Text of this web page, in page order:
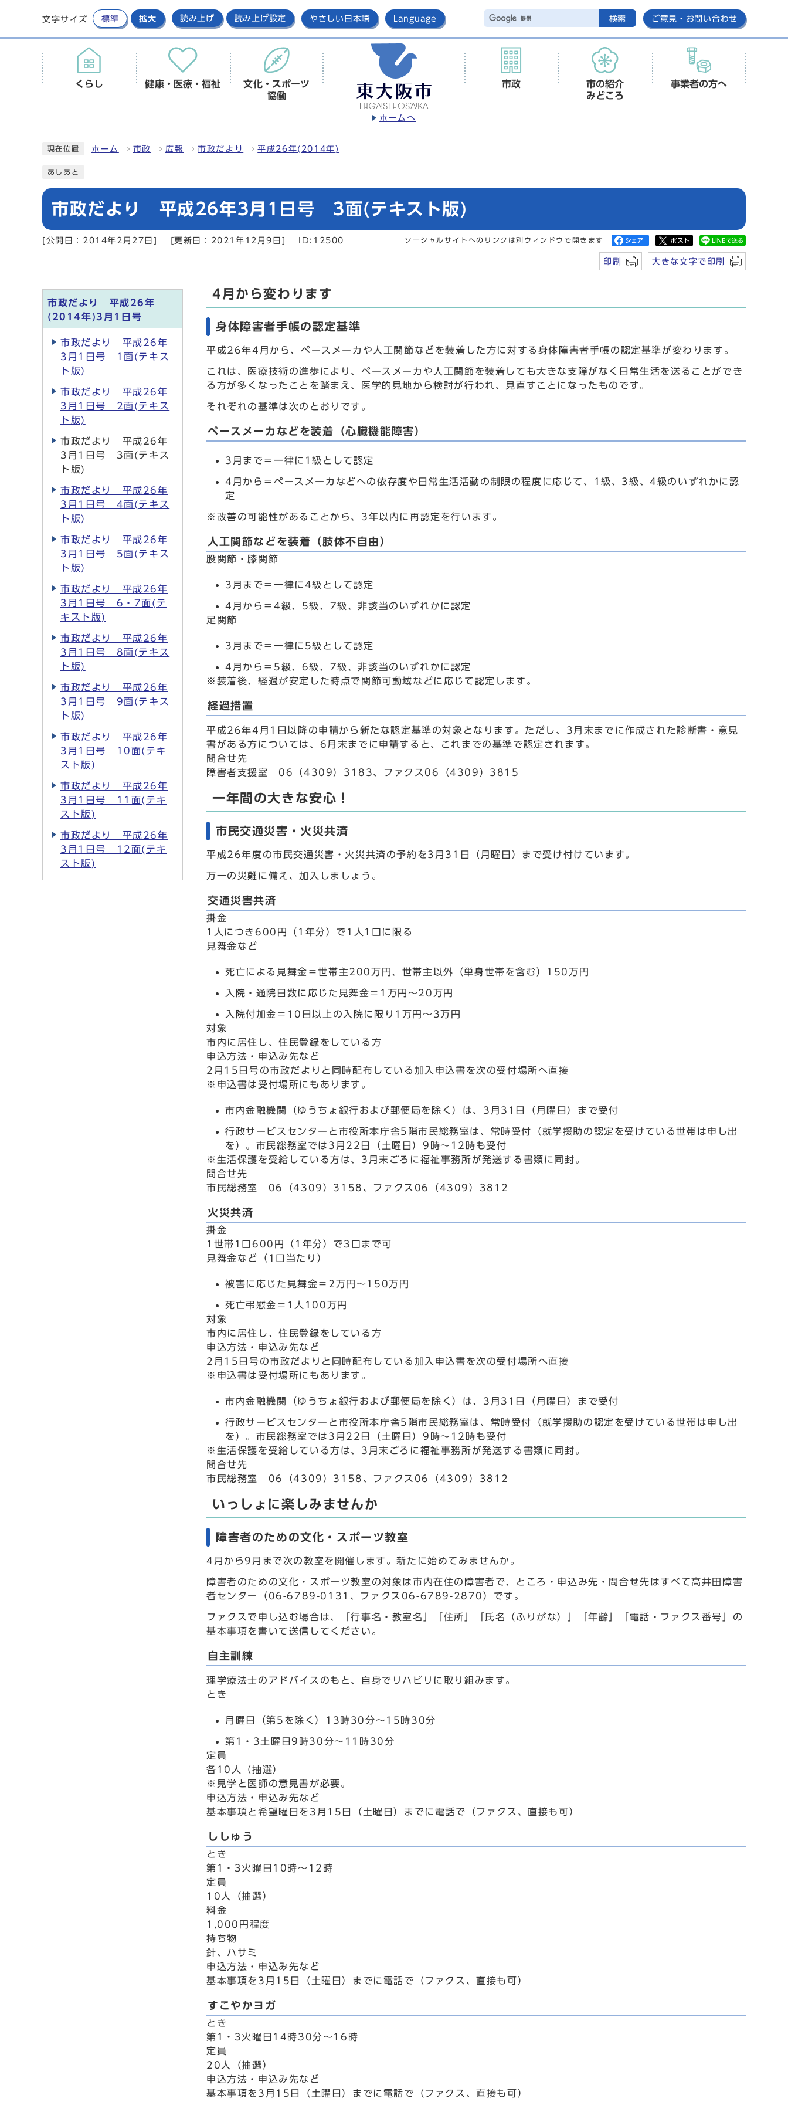
文字サイズ 標準 拡大 読み上げ 読み上げ設定 やさしい日本語 Language 検索 ご意見・お問い合わせ
ホームへ
くらし 健康・医療・福祉
文化・スポーツ
協働
市政
市の紹介
みどころ
事業者の方へ
現在位置 ホーム 市政 広報 市政だより 平成26年(2014年)
あしあと
市政だより 平成26年3月1日号 3面(テキスト版)
[公開日：2014年2月27日] [更新日：2021年12月9日] ID:12500 ソーシャルサイトへのリンクは別ウィンドウで開きます
印刷 大きな文字で印刷
4月から変わります
身体障害者手帳の認定基準
平成26年4月から、ペースメーカや人工関節などを装着した方に対する身体障害者手帳の認定基準が変わります。
これは、医療技術の進歩により、ペースメーカや人工関節を装着しても大きな支障がなく日常生活を送ることができ
る方が多くなったことを踏まえ、医学的見地から検討が行われ、見直すことになったものです。
それぞれの基準は次のとおりです。
ペースメーカなどを装着（心臓機能障害）
3月まで＝一律に1級として認定
4月から＝ペースメーカなどへの依存度や日常生活活動の制限の程度に応じて、1級、3級、4級のいずれかに認
定
※改善の可能性があることから、3年以内に再認定を行います。
人工関節などを装着（肢体不自由）
股関節・膝関節
3月まで＝一律に4級として認定
4月から＝4級、5級、7級、非該当のいずれかに認定
足関節
3月まで＝一律に5級として認定
4月から＝5級、6級、7級、非該当のいずれかに認定
※装着後、経過が安定した時点で関節可動域などに応じて認定します。
経過措置
平成26年4月1日以降の申請から新たな認定基準の対象となります。ただし、3月末までに作成された診断書・意見
書がある方については、6月末までに申請すると、これまでの基準で認定されます。
問合せ先
障害者支援室 06（4309）3183、ファクス06（4309）3815
一年間の大きな安心！
市民交通災害・火災共済
平成26年度の市民交通災害・火災共済の予約を3月31日（月曜日）まで受け付けています。
万一の災難に備え、加入しましょう。
交通災害共済
掛金
1人につき600円（1年分）で1人1口に限る
見舞金など
死亡による見舞金＝世帯主200万円、世帯主以外（単身世帯を含む）150万円
入院・通院日数に応じた見舞金＝1万円～20万円
入院付加金＝10日以上の入院に限り1万円～3万円
対象
市内に居住し、住民登録をしている方
申込方法・申込み先など
2月15日号の市政だよりと同時配布している加入申込書を次の受付場所へ直接
※申込書は受付場所にもあります。
市内金融機関（ゆうちょ銀行および郵便局を除く）は、3月31日（月曜日）まで受付
行政サービスセンターと市役所本庁舎5階市民総務室は、常時受付（就学援助の認定を受けている世帯は申し出
を）。市民総務室では3月22日（土曜日）9時～12時も受付
※生活保護を受給している方は、3月末ごろに福祉事務所が発送する書類に同封。
問合せ先
市民総務室 06（4309）3158、ファクス06（4309）3812
火災共済
掛金
1世帯1口600円（1年分）で3口まで可
見舞金など（1口当たり）
被害に応じた見舞金＝2万円～150万円
死亡弔慰金＝1人100万円
対象
市内に居住し、住民登録をしている方
申込方法・申込み先など
2月15日号の市政だよりと同時配布している加入申込書を次の受付場所へ直接
※申込書は受付場所にもあります。
市内金融機関（ゆうちょ銀行および郵便局を除く）は、3月31日（月曜日）まで受付
行政サービスセンターと市役所本庁舎5階市民総務室は、常時受付（就学援助の認定を受けている世帯は申し出
を）。市民総務室では3月22日（土曜日）9時～12時も受付
※生活保護を受給している方は、3月末ごろに福祉事務所が発送する書類に同封。
問合せ先
市民総務室 06（4309）3158、ファクス06（4309）3812
いっしょに楽しみませんか
障害者のための文化・スポーツ教室
4月から9月まで次の教室を開催します。新たに始めてみませんか。
障害者のための文化・スポーツ教室の対象は市内在住の障害者で、ところ・申込み先・問合せ先はすべて高井田障害
者センター（06-6789-0131、ファクス06-6789-2870）です。
ファクスで申し込む場合は、「行事名・教室名」「住所」「氏名（ふりがな）」「年齢」「電話・ファクス番号」の
基本事項を書いて送信してください。
自主訓練
理学療法士のアドバイスのもと、自身でリハビリに取り組みます。
とき
月曜日（第5を除く）13時30分～15時30分
第1・3土曜日9時30分～11時30分
定員
各10人（抽選）
※見学と医師の意見書が必要。
申込方法・申込み先など
基本事項と希望曜日を3月15日（土曜日）までに電話で（ファクス、直接も可）
ししゅう
とき
第1・3火曜日10時～12時
定員
10人（抽選）
料金
1,000円程度
持ち物
針、ハサミ
申込方法・申込み先など
基本事項を3月15日（土曜日）までに電話で（ファクス、直接も可）
すこやかヨガ
とき
第1・3火曜日14時30分～16時
定員
20人（抽選）
申込方法・申込み先など
基本事項を3月15日（土曜日）までに電話で（ファクス、直接も可）
市政だより 平成26年
(2014年)3月1日号
市政だより 平成26年
3月1日号 1面(テキス
ト版)
市政だより 平成26年
3月1日号 2面(テキス
ト版)
市政だより 平成26年
3月1日号 3面(テキス
ト版)
市政だより 平成26年
3月1日号 4面(テキス
ト版)
市政だより 平成26年
3月1日号 5面(テキス
ト版)
市政だより 平成26年
3月1日号 6・7面(テ
キスト版)
市政だより 平成26年
3月1日号 8面(テキス
ト版)
市政だより 平成26年
3月1日号 9面(テキス
ト版)
市政だより 平成26年
3月1日号 10面(テキ
スト版)
市政だより 平成26年
3月1日号 11面(テキ
スト版)
市政だより 平成26年
3月1日号 12面(テキ
スト版)